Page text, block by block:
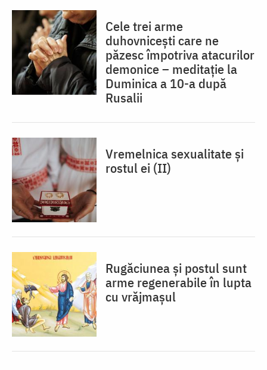
Cele trei arme
duhovnicești care ne
păzesc împotriva atacurilor
demonice – meditație la
Duminica a 10-a după
Rusalii
Vremelnica sexualitate și
rostul ei (II)
Rugăciunea și postul sunt
arme regenerabile în lupta
cu vrăjmașul